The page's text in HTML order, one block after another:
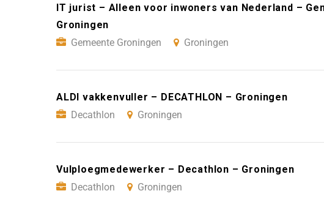
IT jurist – Alleen voor inwoners van Nederland –
Groningen
Gemeente Groningen
Groningen
ALDI vakkenvuller – DECATHLON – Groningen
Decathlon
Groningen
Vulploegmedewerker – Decathlon – Groningen
Decathlon
Groningen